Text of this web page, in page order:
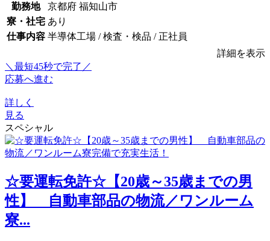
勤務地
京都府 福知山市
寮・社宅 あり
仕事内容 半導体工場 / 検査・検品 / 正社員
詳細を表示
＼最短45秒で完了／
応募へ進む
詳しく
見る
スペシャル
☆要運転免許☆【20歳～35歳までの男
性】 自動車部品の物流／ワンルーム
寮...